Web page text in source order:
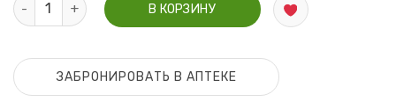
В КОРЗИНУ
ЗАБРОНИРОВАТЬ В АПТЕКЕ